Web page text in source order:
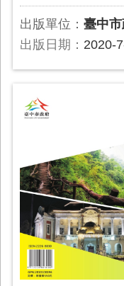
出版單位： 臺中
出版日期： 2020-